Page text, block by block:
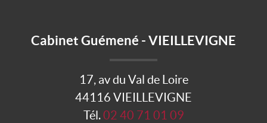
Cabinet Guémené - VIEILLEVIGNE
17, av du Val de Loire
44116 VIEILLEVIGNE
Tél.02 40 71 01 09